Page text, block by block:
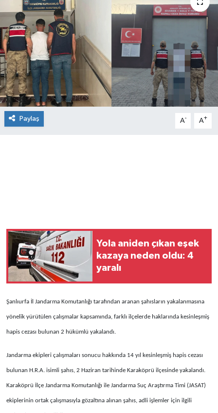
Paylaş A- A+
Yola aniden çıkan eşek
kazaya neden oldu: 4
yaralı
Şanlıurfa İl Jandarma Komutanlığı tarafından aranan şahısların yakalanmasına
yönelik yürütülen çalışmalar kapsamında, farklı ilçelerde haklarında kesinleşmiş
hapis cezası bulunan 2 hükümlü yakalandı.
Jandarma ekipleri çalışmaları sonucu hakkında 14 yıl kesinleşmiş hapis cezası
bulunan H.R.A. isimli şahıs, 2 Haziran tarihinde Karaköprü ilçesinde yakalandı.
Karaköprü İlçe Jandarma Komutanlığı ile Jandarma Suç Araştırma Timi (JASAT)
ekiplerinin ortak çalışmasıyla gözaltına alınan şahıs, adli işlemler için ilgili